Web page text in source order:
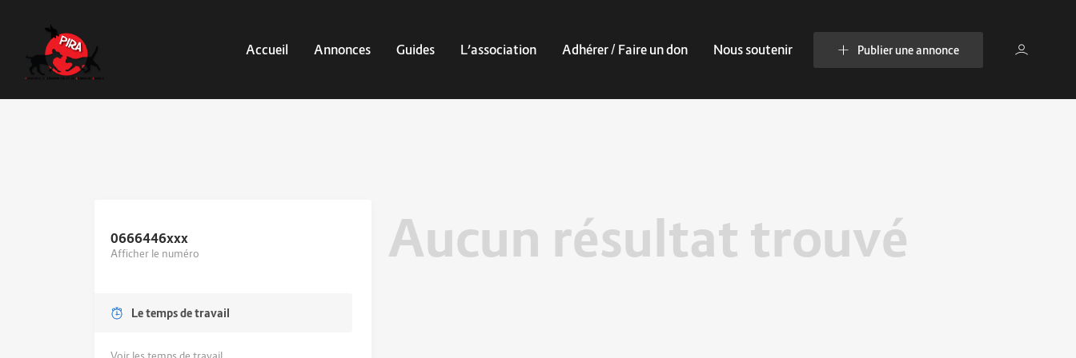
Accueil Annonces Guides L’association Adhérer / Faire un don Nous soutenir Publier une annonce
0666446xxx
Afficher le numéro
Le temps de travail
Aucun résultat trouvé